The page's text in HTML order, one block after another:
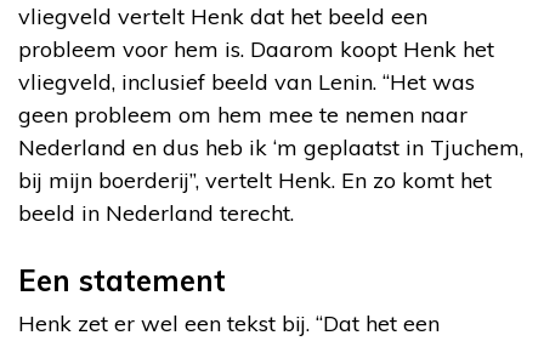
vliegveld vertelt Henk dat het beeld een
probleem voor hem is. Daarom koopt Henk het
vliegveld, inclusief beeld van Lenin. “Het was
geen probleem om hem mee te nemen naar
Nederland en dus heb ik ‘m geplaatst in Tjuchem,
bij mijn boerderij”, vertelt Henk. En zo komt het
beeld in Nederland terecht.
Een statement
Henk zet er wel een tekst bij. “Dat het een